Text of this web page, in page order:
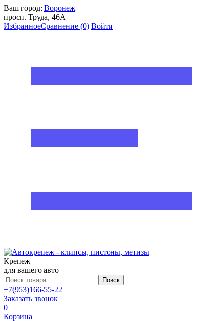
Ваш город: Воронеж
просп. Труда, 46А
ИзбранноеСравнение (0) Войти
Крепеж
для вашего авто
Поиск
+7(953)166-55-22
Заказать звонок
0
Корзина